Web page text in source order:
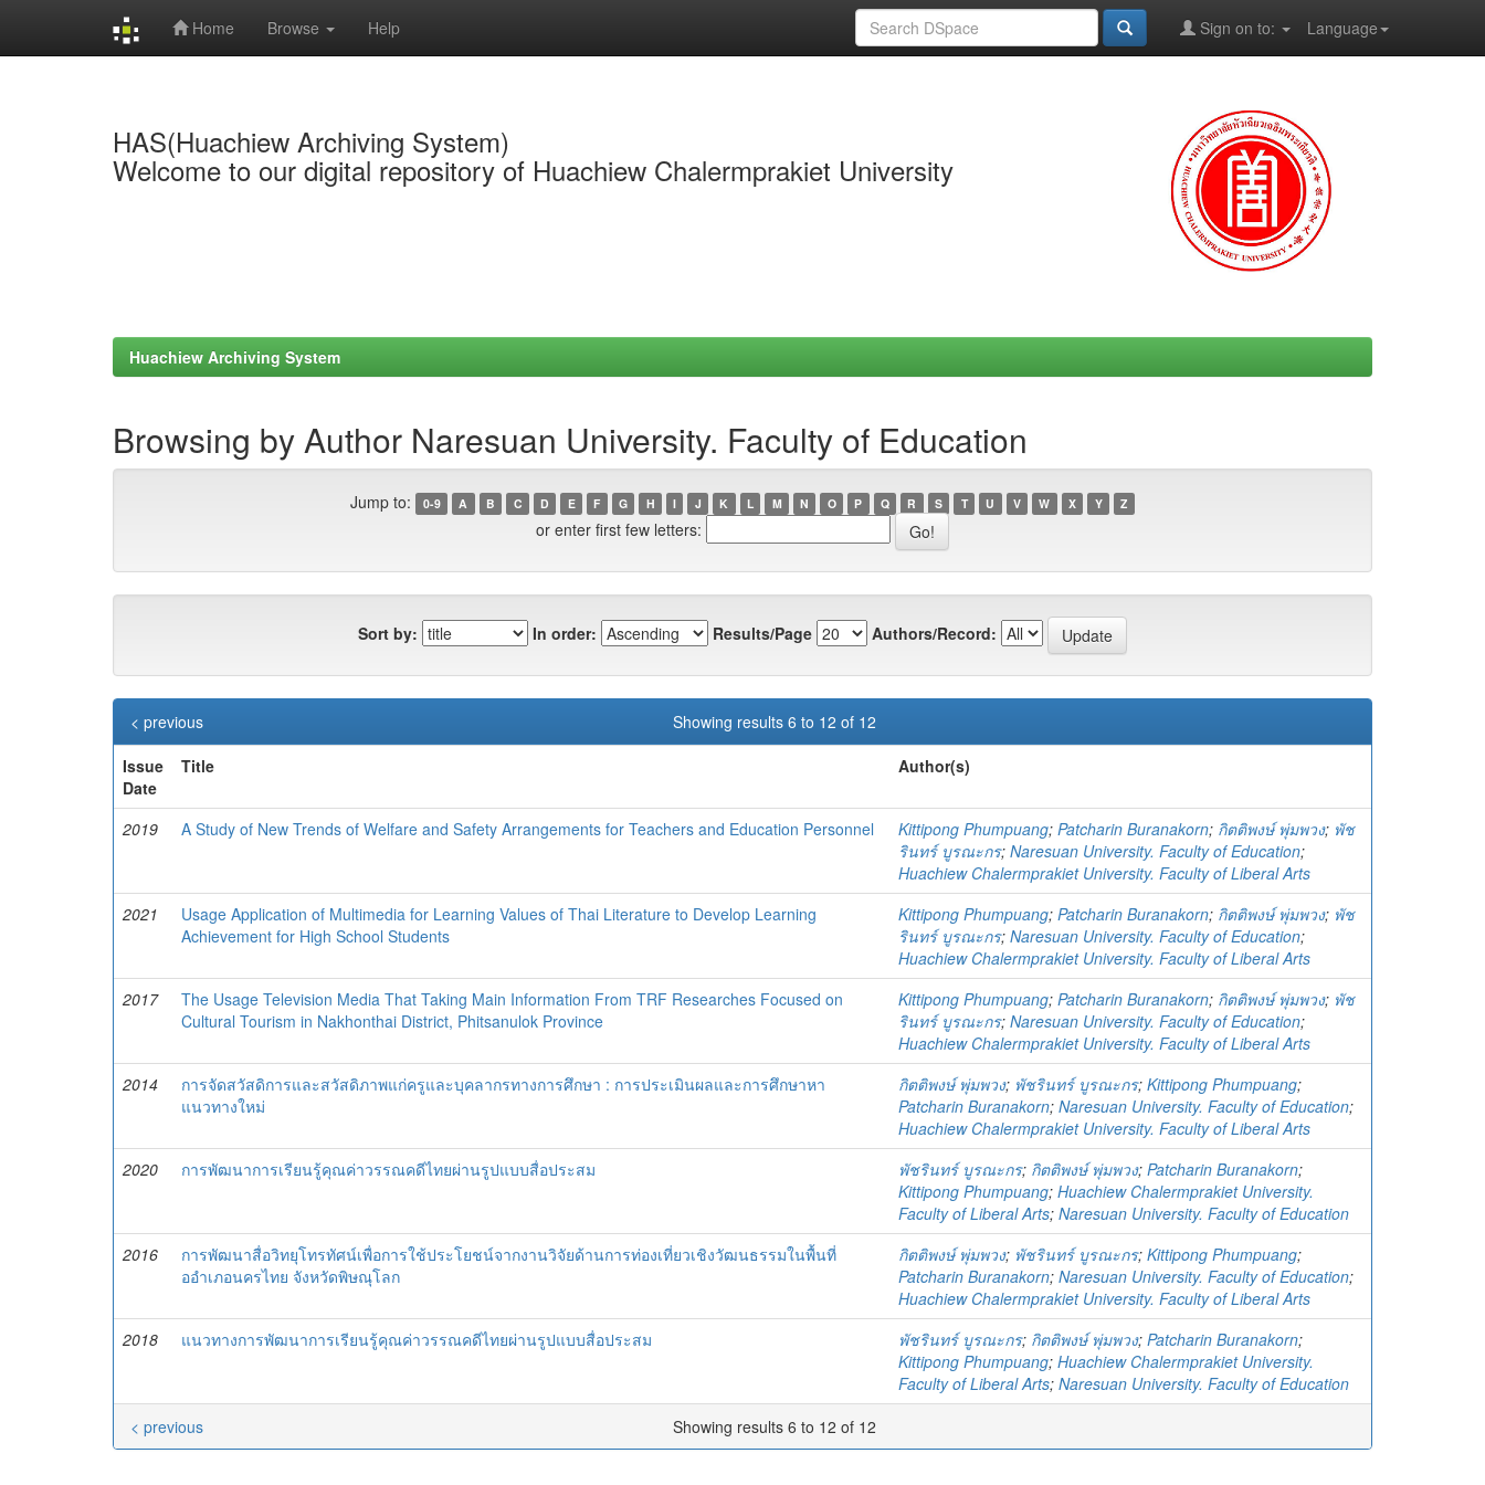
Home Browse Help Language
Sign on to:
HAS(Huachiew Archiving System)
Welcome to our digital repository of Huachiew Chalermprakiet University
Huachiew Archiving System
Browsing by Author Naresuan University. Faculty of Education
Jump to: 0-9 A B C D E F G H I J K L M N O P Q R S T U V W X Y Z
or enter first few letters:
Sort by: In order: Results/Page Authors/Record:
Showing results 6 to 12 of 12
< previous
Issue
Date
Title Author(s)
2019 A Study of New Trends of Welfare and Safety Arrangements for Teachers and Education Personnel Kittipong Phumpuang; Patcharin Buranakorn; กิตติพงษ์ พุ่มพวง; พัช
รินทร์ บูรณะกร; Naresuan University. Faculty of Education;
Huachiew Chalermprakiet University. Faculty of Liberal Arts
2021
Usage Application of Multimedia for Learning Values of Thai Literature to Develop Learning
Achievement for High School Students
Kittipong Phumpuang; Patcharin Buranakorn; กิตติพงษ์ พุ่มพวง; พัช
รินทร์ บูรณะกร; Naresuan University. Faculty of Education;
Huachiew Chalermprakiet University. Faculty of Liberal Arts
2017
The Usage Television Media That Taking Main Information From TRF Researches Focused on
Cultural Tourism in Nakhonthai District, Phitsanulok Province
Kittipong Phumpuang; Patcharin Buranakorn; กิตติพงษ์ พุ่มพวง; พัช
รินทร์ บูรณะกร; Naresuan University. Faculty of Education;
Huachiew Chalermprakiet University. Faculty of Liberal Arts
2014
การจัดสวัสดิการและสวัสดิภาพแก่ครูและบุคลากรทางการศึกษา : การประเมินผลและการศึกษาหา
แนวทางใหม่
กิตติพงษ์ พุ่มพวง; พัชรินทร์ บูรณะกร; Kittipong Phumpuang;
Patcharin Buranakorn; Naresuan University. Faculty of Education;
Huachiew Chalermprakiet University. Faculty of Liberal Arts
2020
การพัฒนาการเรียนรู้คุณค่าวรรณคดีไทยผ่านรูปแบบสื่อประสม พัชรินทร์ บูรณะกร; กิตติพงษ์ พุ่มพวง; Patcharin Buranakorn;
Kittipong Phumpuang; Huachiew Chalermprakiet University.
Faculty of Liberal Arts; Naresuan University. Faculty of Education
2016
การพัฒนาสื่อวิทยุโทรทัศน์เพื่อการใช้ประโยชน์จากงานวิจัยด้านการท่องเที่ยวเชิงวัฒนธรรมในพื้นที่
ออำเภอนครไทย จังหวัดพิษณุโลก
กิตติพงษ์ พุ่มพวง; พัชรินทร์ บูรณะกร; Kittipong Phumpuang;
Patcharin Buranakorn; Naresuan University. Faculty of Education;
Huachiew Chalermprakiet University. Faculty of Liberal Arts
2018
แนวทางการพัฒนาการเรียนรู้คุณค่าวรรณคดีไทยผ่านรูปแบบสื่อประสม พัชรินทร์ บูรณะกร; กิตติพงษ์ พุ่มพวง; Patcharin Buranakorn;
Kittipong Phumpuang; Huachiew Chalermprakiet University.
Faculty of Liberal Arts; Naresuan University. Faculty of Education
Showing results 6 to 12 of 12
< previous